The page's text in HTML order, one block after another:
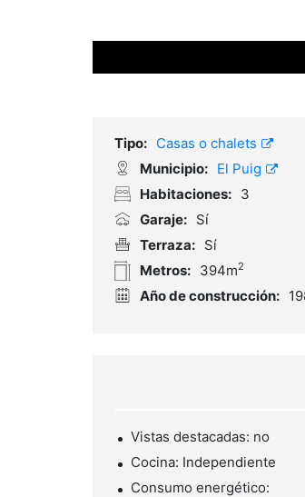
Tipo: Casas o chalets
Municipio: El Puig
Habitaciones: 3
Garaje: Sí
Terraza: Sí
Metros: 394m2
Año de construcción:
Vistas destacadas: no
Cocina: Independiente
Consumo energético: